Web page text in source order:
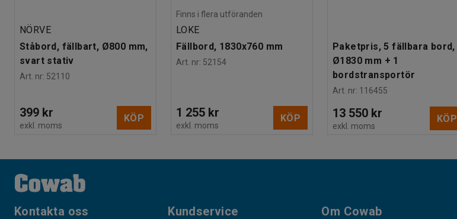
NÖRVE
Ståbord, fällbart, Ø800 mm,
svart stativ
Art. nr: 52110
399 kr
exkl. moms
KÖP
Finns i flera utföranden
LOKE
Fällbord, 1830x760 mm
Art. nr: 52154
1 255 kr
exkl. moms
KÖP
Paketpris, 5 fällbara bord,
Ø1830 mm + 1
bordstransportör
Art. nr: 116455
13 550 kr
exkl. moms
KÖP
Kontakta oss Kundservice Om Cowab